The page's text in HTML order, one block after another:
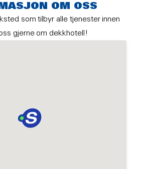
OM OSS
som tilbyr alle tjenester innen
gjerne om dekkhotell!